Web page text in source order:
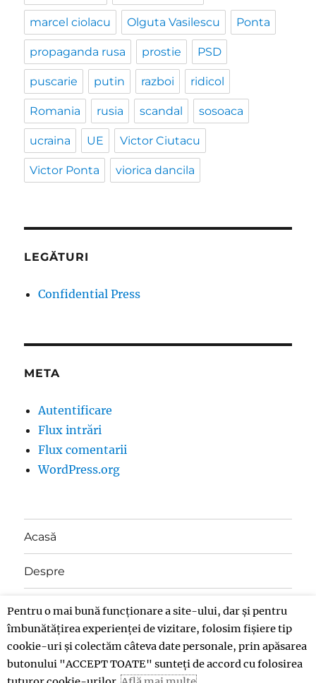
marcel ciolacu Olguta Vasilescu Ponta
propaganda rusa prostie PSD
puscarie putin razboi ridicol
Romania rusia scandal sosoaca
ucraina UE Victor Ciutacu
Victor Ponta viorica dancila
LEGĂTURI
Confidential Press
META
Autentificare
Flux intrări
Flux comentarii
WordPress.org
Acasă
Despre
Contact
Donații
Pentru o mai bună funcționare a site-ului, dar și pentru
îmbunătățirea experienței de vizitare, folosim fișiere tip
cookie-uri și colectăm câteva date personale, prin apăsarea
butonului "ACCEPT TOATE" sunteți de accord cu folosirea